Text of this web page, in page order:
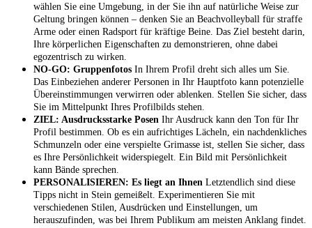
wählen Sie eine Umgebung, in der Sie ihn auf natürliche Weise zur
Geltung bringen können – denken Sie an Beachvolleyball für straffe
Arme oder einen Radsport für kräftige Beine. Das Ziel besteht darin,
Ihre körperlichen Eigenschaften zu demonstrieren, ohne dabei
egozentrisch zu wirken.
NO-GO: Gruppenfotos In Ihrem Profil dreht sich alles um Sie.
Das Einbeziehen anderer Personen in Ihr Hauptfoto kann potenzielle
Übereinstimmungen verwirren oder ablenken. Stellen Sie sicher, dass
Sie im Mittelpunkt Ihres Profilbilds stehen.
ZIEL: Ausdrucksstarke Posen Ihr Ausdruck kann den Ton für Ihr
Profil bestimmen. Ob es ein aufrichtiges Lächeln, ein nachdenkliches
Schmunzeln oder eine verspielte Grimasse ist, stellen Sie sicher, dass
es Ihre Persönlichkeit widerspiegelt. Ein Bild mit Persönlichkeit
kann Bände sprechen.
PERSONALISIEREN: Es liegt an Ihnen Letztendlich sind diese
Tipps nicht in Stein gemeißelt. Experimentieren Sie mit
verschiedenen Stilen, Ausdrücken und Einstellungen, um
herauszufinden, was bei Ihrem Publikum am meisten Anklang findet.